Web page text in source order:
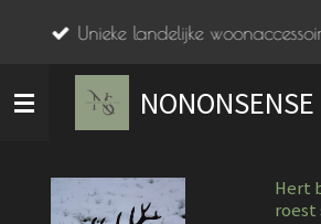
de
hoofdinhoud
Unieke landelijke
Hert
roest